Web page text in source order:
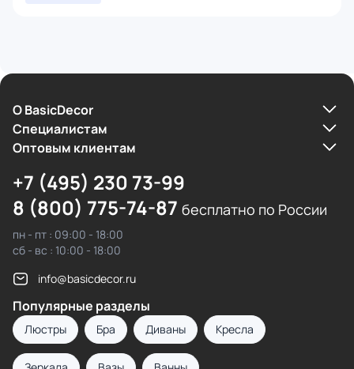
О BasicDecor
Cпециалистам
Оптовым клиентам
+7 (495) 230 73-99
8 (800) 775-74-87 бесплатно по России
пн - пт : 09:00 - 18:00
сб - вс : 10:00 - 18:00
info@basicdecor.ru
Популярные разделы
Люстры Бра Диваны Кресла